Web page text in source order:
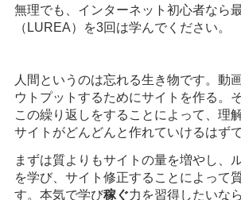
無理でも、インターネット初心者なら
（LUREA）を3回は学んでください。
人間というのは忘れる生き物です。動
ウトプットするためにサイトを作る。
この繰り返しをすることによって、理
サイトがどんどんと作れていけるはずで
まずは質よりもサイトの量を増やし、
を学び、サイト修正することによって
す。本気で学び稼ぐ力を習得したいな